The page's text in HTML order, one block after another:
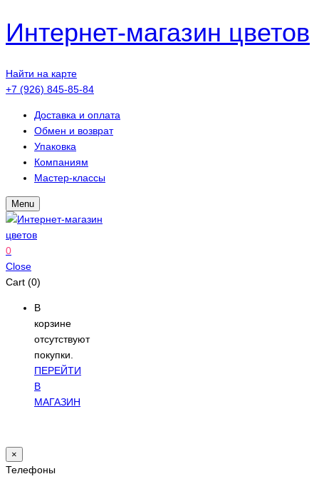
Интернет-магазин цветов
Найти на карте
+7 (926) 845-85-84
Доставка и оплата
Обмен и возврат
Упаковка
Компаниям
Мастер-классы
Menu
0
Close
Cart (0)
В
корзине
отсутствуют
покупки.
ПЕРЕЙТИ
В
МАГАЗИН
×
Телефоны